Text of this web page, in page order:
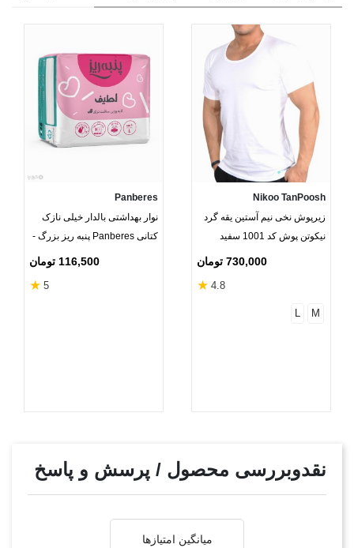
Nikoo TanPoosh
زیرپوش نخی نیم آستین یقه گرد
نیکوتن پوش کد 1001 سفید
730,000 تومان
4.8
★
M
L
Panberes
نوار بهداشتی بالدار خیلی نازک
کتانی Panberes پنبه ریز بزرگ -
116,500 تومان
5
★
نقدوبررسی محصول / پرسش و پاسخ
میانگین امتیازها